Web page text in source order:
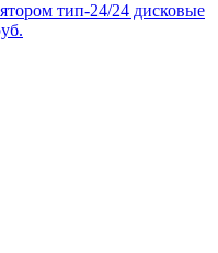
тип-24/24 дисковые